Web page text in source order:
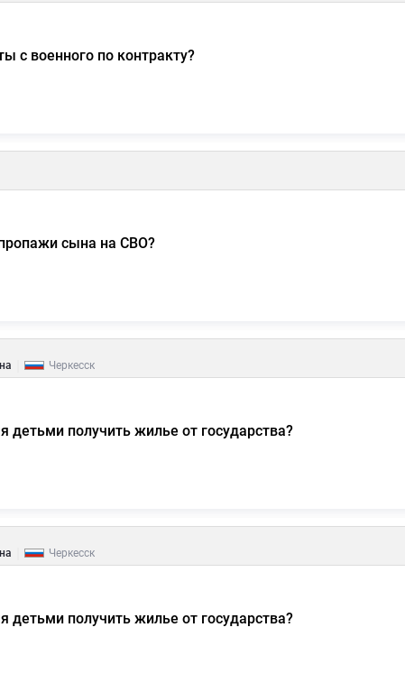
с военного по контракту?
сына на СВО?
Черкесск
получить жилье от государства?
Черкесск
получить жилье от государства?